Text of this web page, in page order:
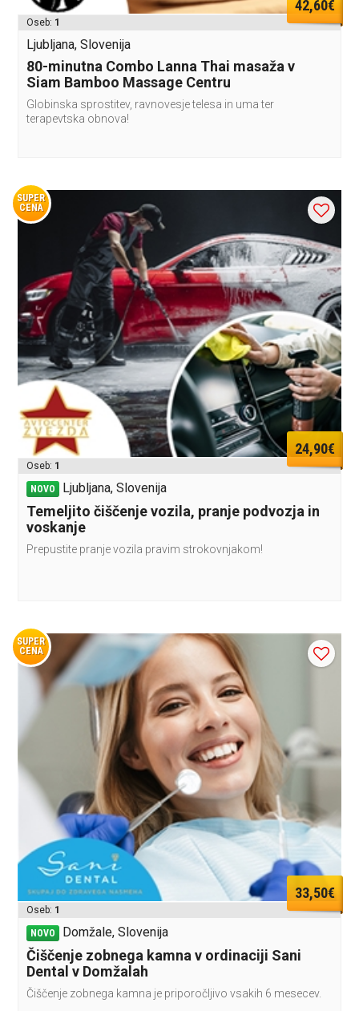
42,60€
Oseb: 1
Ljubljana, Slovenija
80-minutna Combo Lanna Thai masaža v
Siam Bamboo Massage Centru
Globinska sprostitev, ravnovesje telesa in uma ter
terapevtska obnova!
SUPER
CENA
24,90€
Oseb: 1
NOVO Ljubljana, Slovenija
Temeljito čiščenje vozila, pranje podvozja in
voskanje
Prepustite pranje vozila pravim strokovnjakom!
SUPER
CENA
33,50€
Oseb: 1
NOVO Domžale, Slovenija
Čiščenje zobnega kamna v ordinaciji Sani
Dental v Domžalah
Čiščenje zobnega kamna je priporočljivo vsakih 6 mesecev.